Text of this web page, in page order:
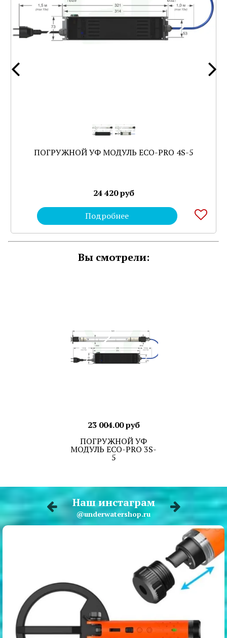
ПОГРУЖНОЙ УФ МОДУЛЬ ECO-PRO 4S-5
24 420 руб
Подробнее
Вы смотрели:
23 004.00 руб
ПОГРУЖНОЙ УФ
МОДУЛЬ ECO-PRO 3S-
5
Наш инстаграм
@underwatershop.ru